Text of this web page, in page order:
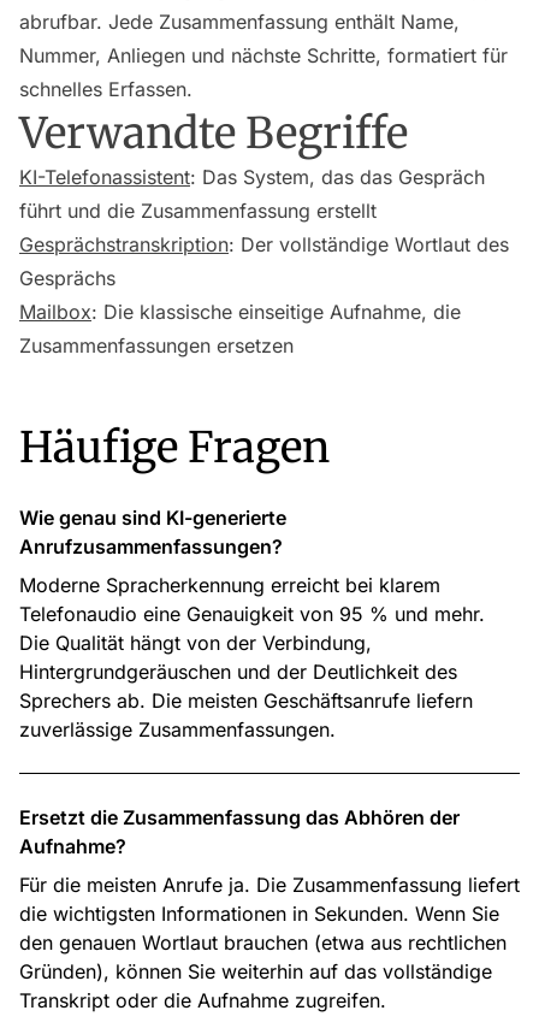
abrufbar. Jede Zusammenfassung enthält Name,
Nummer, Anliegen und nächste Schritte, formatiert für
schnelles Erfassen.
Verwandte Begriffe
KI-Telefonassistent: Das System, das das Gespräch
führt und die Zusammenfassung erstellt
Gesprächstranskription: Der vollständige Wortlaut des
Gesprächs
Mailbox: Die klassische einseitige Aufnahme, die
Zusammenfassungen ersetzen
Häufige Fragen
Wie genau sind KI-generierte
Anrufzusammenfassungen?
Moderne Spracherkennung erreicht bei klarem
Telefonaudio eine Genauigkeit von 95 % und mehr.
Die Qualität hängt von der Verbindung,
Hintergrundgeräuschen und der Deutlichkeit des
Sprechers ab. Die meisten Geschäftsanrufe liefern
zuverlässige Zusammenfassungen.
Ersetzt die Zusammenfassung das Abhören der
Aufnahme?
Für die meisten Anrufe ja. Die Zusammenfassung liefert
die wichtigsten Informationen in Sekunden. Wenn Sie
den genauen Wortlaut brauchen (etwa aus rechtlichen
Gründen), können Sie weiterhin auf das vollständige
Transkript oder die Aufnahme zugreifen.